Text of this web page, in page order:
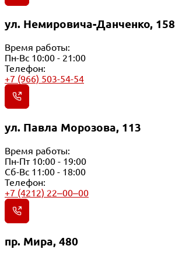
ул. Немировича-Данченко, 158
Время работы:
Пн-Вс 10:00 - 21:00
Телефон:
+7 (966) 503-54-54
ул. Павла Морозова, 113
Время работы:
Пн-Пт 10:00 - 19:00
Сб-Вс 11:00 - 18:00
Телефон:
+7 (4212) 22‒00‒00
пр. Мира, 480